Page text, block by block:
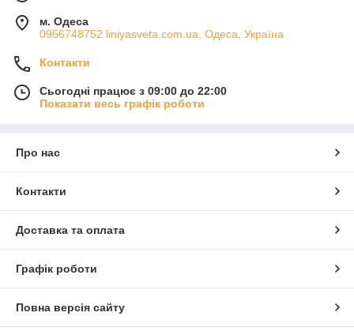
м. Одеса
0956748752 liniyasveta.com.ua, Одеса, Україна
Контакти
Сьогодні працює з 09:00 до 22:00
Показати весь графік роботи
Про нас
Контакти
Доставка та оплата
Графік роботи
Повна версія сайту